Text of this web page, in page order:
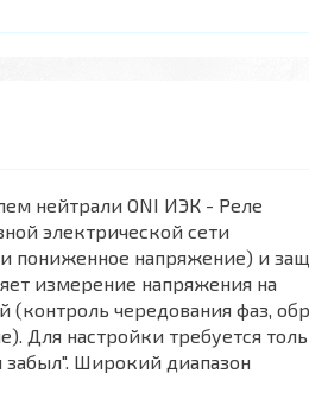
нейтрали ONI ИЭК - Реле
электрической сети
пониженное напряжение) и
измерение напряжения на
чередования фаз,
Для настройки требуется
забыл". Широкий диапазон